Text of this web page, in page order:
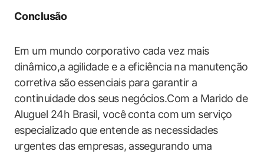
Conclusão
Em um mundo corporativo ⁢cada vez ‍mais
dinâmico,a⁢ agilidade e ‍a‍ eficiência⁣ na manutenção
corretiva são essenciais para‌ garantir a
continuidade​ dos seus negócios.Com‍ a ​Marido de
Aluguel 24h Brasil, você⁤ conta com ⁣um serviço⁤
especializado que entende as necessidades‍
urgentes​ das empresas, ⁢assegurando uma